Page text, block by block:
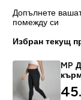
Допълнете
помежду си
Избран текущ
MP